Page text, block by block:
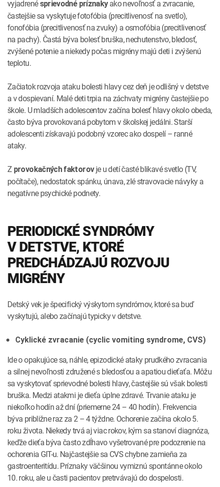
vyjadrené sprievodné príznakyako nevoľnosť a zvracanie,
častejšie sa vyskytuje fotofóbia (precitlivenosť na svetlo),
fonofóbia (precitlivenosť na zvuky) a osmofóbia (precitlivenosť
na pachy). Častá býva bolesť bruška, nechutenstvo, bledosť,
zvýšené potenie a niekedy počas migrény majú deti i zvýšenú
teplotu.
Začiatok rozvoja ataku bolesti hlavy cez deň je odlišný v detstve
a v dospievaní. Malé deti trpia na záchvaty migrény častejšie po
škole. U mladších adolescentov začína bolesť hlavy okolo obeda,
často býva provokovaná pobytom v školskej jedálni. Starší
adolescenti získavajú podobný vzorec ako dospelí – ranné
ataky.
Z provokačných faktorovje u detí časté blikavé svetlo (TV,
počítače), nedostatok spánku, únava, zlé stravovacie návyky a
negatívne psychické podnety.
PERIODICKÉ SYNDRÓMY
V DETSTVE, KTORÉ
PREDCHÁDZAJÚ ROZVOJU
MIGRÉNY
Detský vek je špecifický výskytom syndrómov, ktoré sa buď
vyskytujú, alebo začínajú typicky v detstve.
Cyklické zvracanie (cyclic vomiting syndrome, CVS)
Ide o opakujúce sa, náhle, epizodické ataky prudkého zvracania
a silnej nevoľnosti združené s bledosťou a apatiou dieťaťa. Môžu
sa vyskytovať sprievodné bolesti hlavy, častejšie sú však bolesti
bruška. Medzi atakmi je dieťa úplne zdravé. Trvanie ataku je
niekoľko hodín až dní (priemerne 24 – 40 hodín). Frekvencia
býva približne raz za 2 – 4 týždne. Ochorenie začína okolo 5.
roku života. Niekedy trvá aj viac rokov, kým sa stanoví diagnóza,
keďže dieťa býva často zdĺhavo vyšetrované pre podozrenie na
ochorenia GIT-u. Najčastejšie sa CVS chybne zamieňa za
gastroenteritídu. Príznaky väčšinou vymiznú spontánne okolo
10. roku, ale u časti pacientov pretrvávajú do dospelosti.